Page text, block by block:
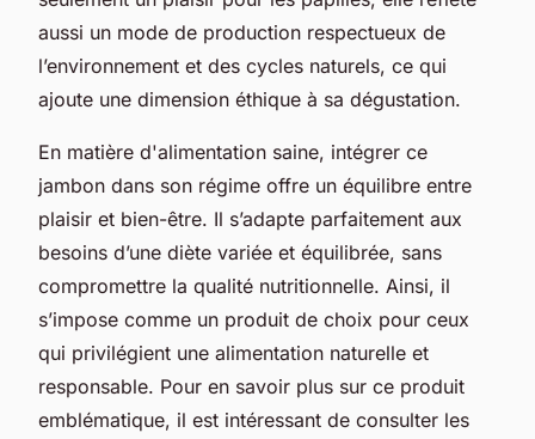
aussi un mode de production respectueux de
l’environnement et des cycles naturels, ce qui
ajoute une dimension éthique à sa dégustation.
En matière d'alimentation saine, intégrer ce
jambon dans son régime offre un équilibre entre
plaisir et bien-être. Il s’adapte parfaitement aux
besoins d’une diète variée et équilibrée, sans
compromettre la qualité nutritionnelle. Ainsi, il
s’impose comme un produit de choix pour ceux
qui privilégient une alimentation naturelle et
responsable. Pour en savoir plus sur ce produit
emblématique, il est intéressant de consulter les